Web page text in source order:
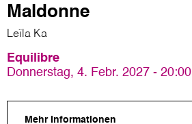
Maldonne
Leïla Ka
Equilibre
Donnerstag, 4. Febr. 2027 - 20:00
Mehr Informationen